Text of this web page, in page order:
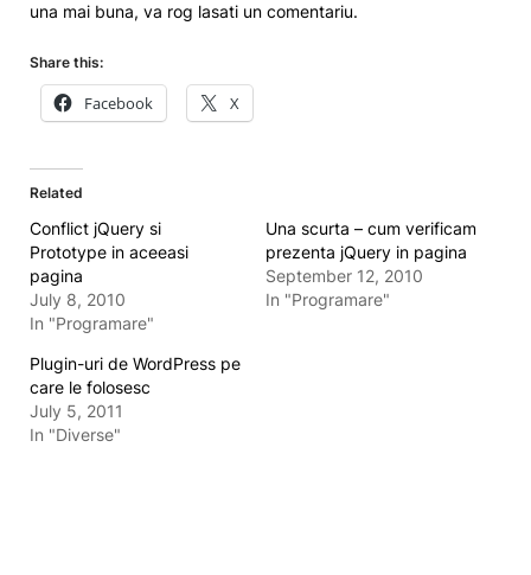
una mai buna, va rog lasati un comentariu.
Share this:
Facebook X
Related
Conflict jQuery si
Prototype in aceeasi
pagina
July 8, 2010
In "Programare"
Una scurta – cum verificam
prezenta jQuery in pagina
September 12, 2010
In "Programare"
Plugin-uri de WordPress pe
care le folosesc
July 5, 2011
In "Diverse"